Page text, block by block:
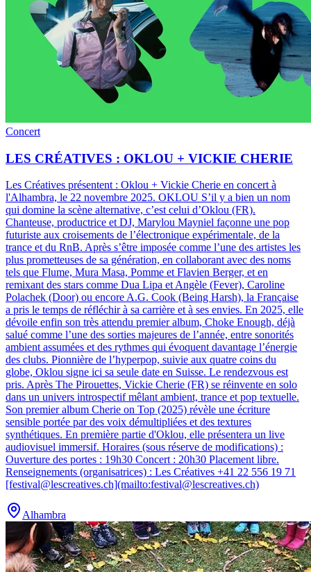
Concert
LES CRÉATIVES : OKLOU + VICKIE CHERIE
Les Créatives présentent : Oklou + Vickie Cherie en concert à
l'Alhambra, le 22 novembre 2025. OKLOU S’il y a bien un nom
qui domine la scène alternative, c’est celui d’Oklou (FR).
Chanteuse, productrice et DJ, Marylou Mayniel façonne une pop
futuriste aux croisements de l’électronique expérimentale, de la
trance et du RnB. Après s’être imposée comme l’une des artistes les
plus prometteuses de sa génération, en collaborant avec des noms
tels que Flume, Mura Masa, Pomme et Flavien Berger, et en
remixant des stars comme Dua Lipa et Angèle (Fever), Caroline
Polachek (Door) ou encore A.G. Cook (Being Harsh), la Française
a pris le temps de réfléchir à sa carrière et à ses envies. En 2025, elle
dévoile enfin son très attendu premier album, Choke Enough, déjà
salué comme l’une des sorties majeures de l’année, entre sonorités
ambient assumées et des rythmes qui évoquent davantage l’énergie
des clubs. Pionnière de l’hyperpop, suivie aux quatre coins du
globe, Oklou signe ici sa seule date en Suisse. Le rendezvous est
pris. Après The Pirouettes, Vickie Cherie (FR) se réinvente en solo
dans un univers introspectif mêlant ambient, trance et pop textuelle.
Son premier album Cherie on Top (2025) révèle une écriture
sensible portée par des voix démultipliées et des textures
synthétiques. En première partie d'Oklou, elle présentera un live
audiovisuel immersif. Horaires (sous réserve de modifications) :
Ouverture des portes : 19h30 Concert : 20h30 Placement libre.
Renseignements (organisatrices) : Les Créatives +41 22 556 19 71
[festival@lescreatives.ch](mailto:festival@lescreatives.ch)
Alhambra